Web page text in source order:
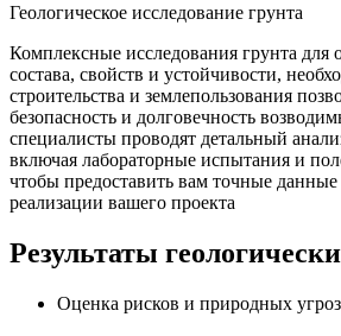
Геологическое исследование грунта
Комплексные исследования грунта для
состава, свойств и устойчивости,
строительства и землепользования
безопасность и долговечность
специалисты проводят детальный
включая лабораторные испытания и
чтобы предоставить вам точные
реализации вашего проекта
Результаты
Оценка рисков и природных угроз